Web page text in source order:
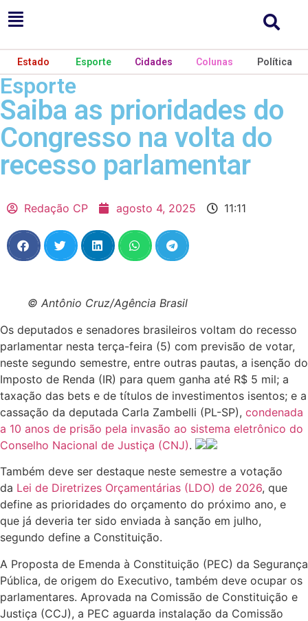
Estado Esporte Cidades Colunas Política
Esporte
Saiba as prioridades do
Congresso na volta do
recesso parlamentar
Redação CP agosto 4, 2025 11:11
© Antônio Cruz/Agência Brasil
Os deputados e senadores brasileiros voltam do recesso
parlamentar nesta terça-feira (5) com previsão de votar,
neste segundo semestre, entre outras pautas, a isenção do
Imposto de Renda (IR) para quem ganha até R$ 5 mil; a
taxação das bets e de títulos de investimentos isentos; e a
cassação da deputada Carla Zambelli (PL-SP), condenada
a 10 anos de prisão pela invasão ao sistema eletrônico do
Conselho Nacional de Justiça (CNJ).
Também deve ser destaque neste semestre a votação
da Lei de Diretrizes Orçamentárias (LDO) de 2026, que
define as prioridades do orçamento do próximo ano, e
que já deveria ter sido enviada à sanção em julho,
segundo define a Constituição.
A Proposta de Emenda à Constituição (PEC) da Segurança
Pública, de origem do Executivo, também deve ocupar os
parlamentares. Aprovada na Comissão de Constituição e
Justiça (CCJ), a PEC aguarda instalação da Comissão